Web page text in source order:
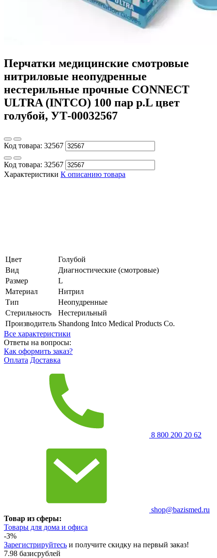
Перчатки медицинские смотровые
нитриловые неопудренные
нестерильные прочные CONNECT
ULTRA (INTCO) 100 пар р.L цвет
голубой, УТ-00032567
Код товара: 32567
Код товара: 32567
Характеристики К описанию товара
Цвет
Голубой
Вид
Диагностические (смотровые)
Размер
L
Материал
Нитрил
Тип
Неопудренные
Стерильность
Нестерильный
Производитель Shandong Intco Medical Products Co.
Все характеристики
Ответы на вопросы:
Как оформить заказ?
Оплата Доставка
8 800 200 20 62
shop@bazismed.ru
Товар из сферы:
Товары для дома и офиса
-3%
Зарегистрируйтесь и получите скидку на первый заказ!
7.98 базисрублей